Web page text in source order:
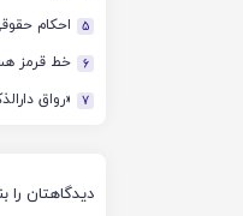
5 احکام حقوقی
6 خط قرمز
7 «رواق
دیدگاهتان را